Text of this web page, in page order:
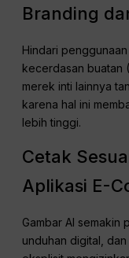
Branding
Hindari
kecerdasan buatan
merek inti lainnya
karena hal ini
lebih tinggi.
Cetak
Aplikasi E-
Gambar AI semakin
unduhan digital,